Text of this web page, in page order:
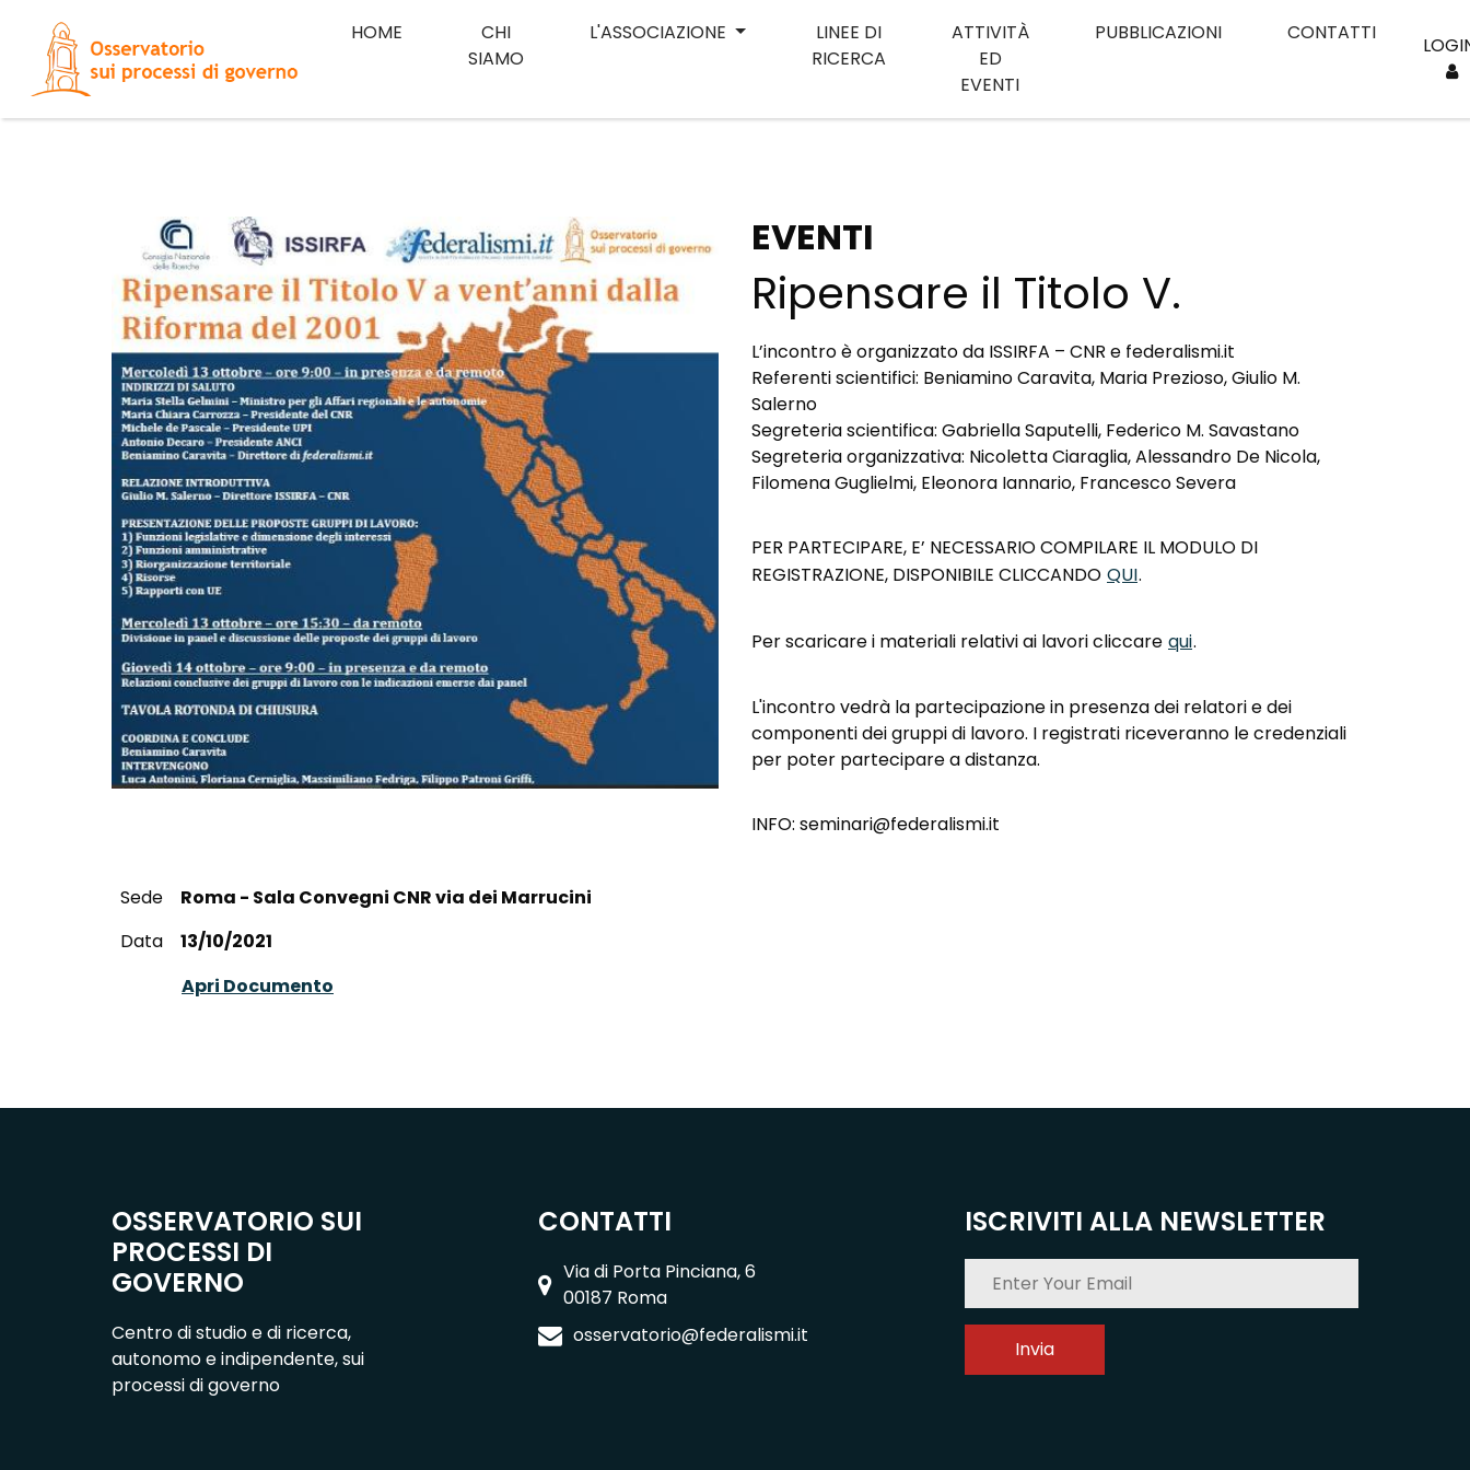
HOME
CHI
SIAMO
L'ASSOCIAZIONE
LINEE DI
RICERCA
ATTIVITÀ
ED
EVENTI
PUBBLICAZIONI CONTATTI
EVENTI
Ripensare il Titolo V.
L’incontro è organizzato da ISSIRFA – CNR e federalismi.it
Referenti scientifici: Beniamino Caravita, Maria Prezioso, Giulio M.
Salerno
Segreteria scientifica: Gabriella Saputelli, Federico M. Savastano
Segreteria organizzativa: Nicoletta Ciaraglia, Alessandro De Nicola,
Filomena Guglielmi, Eleonora Iannario, Francesco Severa
PER PARTECIPARE, E’ NECESSARIO COMPILARE IL MODULO DI
REGISTRAZIONE, DISPONIBILE CLICCANDO QUI.
Per scaricare i materiali relativi ai lavori cliccare qui.
L'incontro vedrà la partecipazione in presenza dei relatori e dei
componenti dei gruppi di lavoro. I registrati riceveranno le credenziali
per poter partecipare a distanza.
INFO: seminari@federalismi.it
Sede
Roma - Sala Convegni CNR via dei Marrucini
Data
13/10/2021
Apri Documento
OSSERVATORIO SUI
PROCESSI DI
GOVERNO
Centro di studio e di ricerca,
autonomo e indipendente, sui
processi di governo
CONTATTI
Via di Porta Pinciana, 6
00187 Roma
osservatorio@federalismi.it
ISCRIVITI ALLA NEWSLETTER
Invia